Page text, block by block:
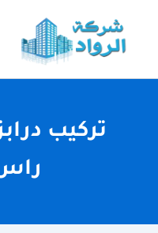
المحتوى
تركيب